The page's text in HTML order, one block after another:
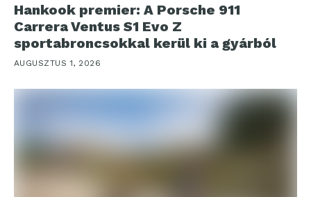
Hankook premier: A Porsche 911
Carrera Ventus S1 Evo Z
sportabroncsokkal kerül ki a gyárból
AUGUSZTUS 1, 2026